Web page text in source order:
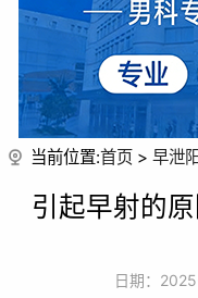
当前位置:首页 > 早泄
引起早射的
日期：